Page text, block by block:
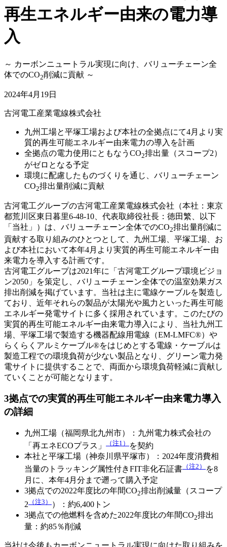
再生エネルギー由来の電力導
入
～ カーボンニュートラル実現に向け、バリューチェーン全
体でのCO2削減に貢献 ～
2024年4月19日
古河電工産業電線株式会社
九州工場と平塚工場および本社の全拠点にて4月より実
質的再生可能エネルギー由来電力の導入を計画
全拠点の電力使用にともなうCO2排出量（スコープ2）
がゼロとなる予定
環境に配慮したものづくりを通じ、バリューチェーン
CO2排出量削減に貢献
古河電工グループの古河電工産業電線株式会社（本社：東京
都荒川区東日暮里6-48-10、代表取締役社長：徳田繁、以下
「当社」）は、バリューチェーン全体でのCO2排出量削減に
貢献する取り組みのひとつとして、九州工場、平塚工場、お
よび本社において本年4月より実質的再生可能エネルギー由
来電力を導入する計画です。
古河電工グループは2021年に「古河電工グループ環境ビジョ
ン2050」を策定し、バリューチェーン全体での温室効果ガス
排出削減を掲げています。当社は主に電線ケーブルを製造し
ており、近年それらの製品が太陽光や風力といった再生可能
エネルギー発電サイトに多く採用されています。このたびの
実質的再生可能エネルギー由来電力導入により、当社九州工
場、平塚工場で製造する機器配線用電線（EM-LMFC®）や
らくらくアルミケーブル®をはじめとする電線・ケーブルは
製造工程での環境負荷が少ない製品となり、グリーン電力発
電サイトに提供することで、両面から環境負荷軽減に貢献し
ていくことが可能となります。
3拠点での実質的再生可能エネルギー由来電力導入
の詳細
九州工場（福岡県北九州市）：九州電力株式会社の
「再エネECOプラス」
（注1）
を契約
本社と平塚工場（神奈川県平塚市）：2024年度消費相
当量のトラッキング属性付きFIT非化石証書 （注2）
を8
月に、本年4月分まで遡って購入予定
3拠点での2022年度比の年間CO2排出削減量（スコープ
2 （注3）
）：約6,400トン
3拠点での他燃料を含めた2022年度比の年間CO2排出
量：約85％削減